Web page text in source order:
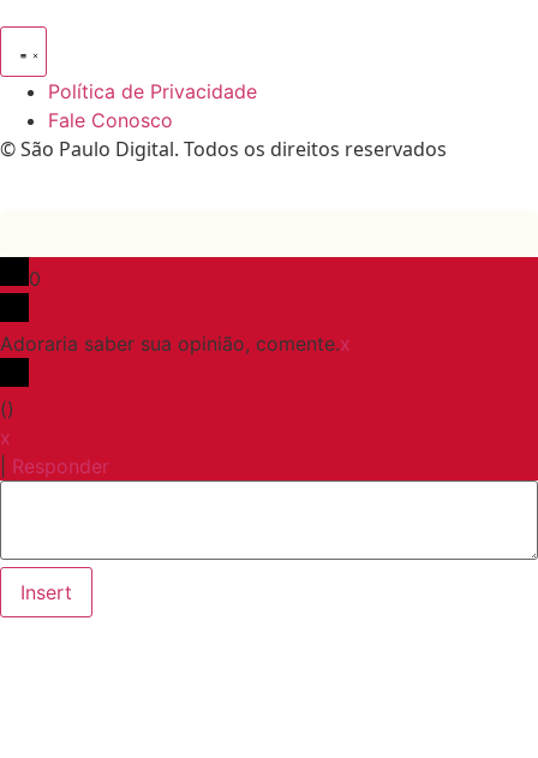
Política de Privacidade
Fale Conosco
© São Paulo Digital. Todos os direitos reservados
0
Adoraria saber sua opinião, comente.x
()
x
Responder
Insert